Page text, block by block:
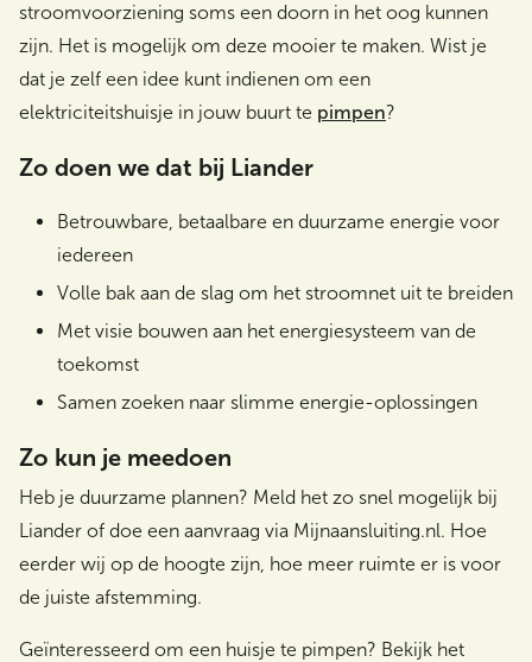
stroomvoorziening soms een doorn in het oog kunnen
zijn. Het is mogelijk om deze mooier te maken. Wist je
dat je zelf een idee kunt indienen om een
elektriciteitshuisje in jouw buurt te pimpen?
Zo doen we dat bij Liander
Betrouwbare, betaalbare en duurzame energie voor
iedereen
Volle bak aan de slag om het stroomnet uit te breiden
Met visie bouwen aan het energiesysteem van de
toekomst
Samen zoeken naar slimme energie-oplossingen
Zo kun je meedoen
Heb je duurzame plannen? Meld het zo snel mogelijk bij
Liander of doe een aanvraag via Mijnaansluiting.nl. Hoe
eerder wij op de hoogte zijn, hoe meer ruimte er is voor
de juiste afstemming.
Geïnteresseerd om een huisje te pimpen? Bekijk het